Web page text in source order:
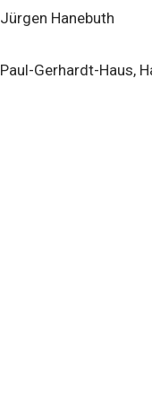
Jürgen Hanebuth
Paul-Gerhardt-Haus,